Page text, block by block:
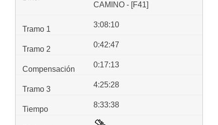
CAMINO - [F41]
3:08:10
0:42:47
0:17:13
4:25:28
8:33:38